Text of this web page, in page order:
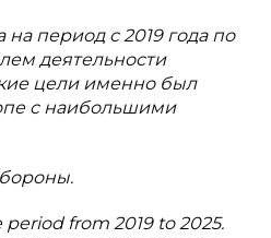
период с 2019 года по
деятельности
цели именно был
с наибольшими
from 2019 to 2025.